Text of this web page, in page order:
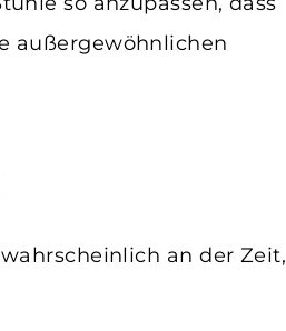
außergewöhnlichen
an der Zeit,